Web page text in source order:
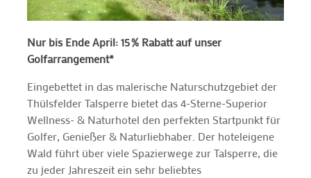
Nur bis Ende April: 15 % Rabatt auf unser
Golfarrangement*
Eingebettet in das malerische Naturschutzgebiet der
Thülsfelder Talsperre bietet das 4-Sterne-Superior
Wellness- & Naturhotel den perfekten Startpunkt für
Golfer, Genießer & Naturliebhaber. Der hoteleigene
Wald führt über viele Spazierwege zur Talsperre, die
zu jeder Jahreszeit ein sehr beliebtes